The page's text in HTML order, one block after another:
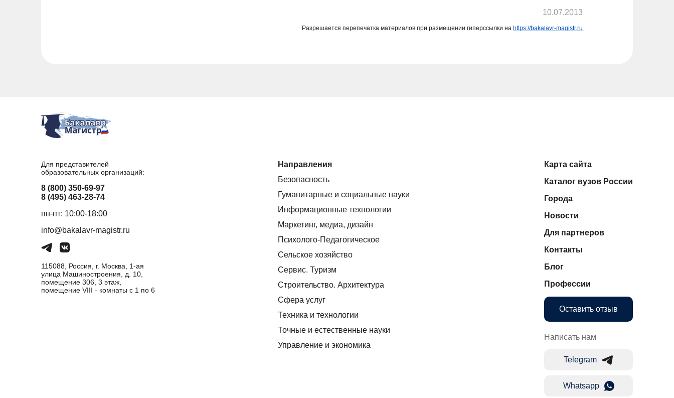
10.07.2013
Разрешается перепечатка материалов при размещении гиперссылки на https://bakalavr-magistr.ru
Для представителей
образовательных организаций:
8 (800) 350-69-97
8 (495) 463-28-74
пн-пт: 10:00-18:00
info@bakalavr-magistr.ru
115088, Россия, г. Москва, 1-ая
улица Машиностроения, д. 10,
помещение 306, 3 этаж,
помещение VIII - комнаты с 1 по 6
Направления
Безопасность
Гуманитарные и социальные науки
Информационные технологии
Маркетинг, медиа, дизайн
Психолого-Педагогическое
Сельское хозяйство
Сервис. Туризм
Строительство. Архитектура
Сфера услуг
Техника и технологии
Точные и естественные науки
Управление и экономика
Карта сайта
Каталог вузов России
Города
Новости
Для партнеров
Контакты
Блог
Профессии
Оставить отзыв
Написать нам
Telegram
Whatsapp